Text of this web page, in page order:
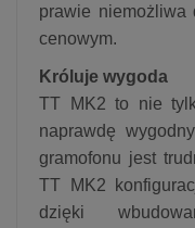
prawie niemożliwa
cenowym.
Króluje wygoda
TT MK2 to nie
naprawdę
gramofonu jest
TT MK2
dzięki